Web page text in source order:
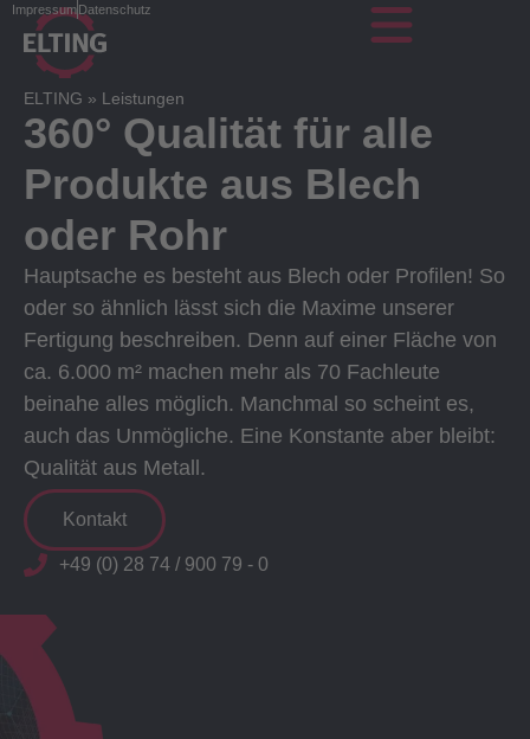
ImpressumDatenschutz
ELTING » Leistungen
360° Qualität für alle
Produkte aus Blech
oder Rohr
Hauptsache es besteht aus Blech oder Profilen! So
oder so ähnlich lässt sich die Maxime unserer
Fertigung beschreiben. Denn auf einer Fläche von
ca. 6.000 m² machen mehr als 70 Fachleute
beinahe alles möglich. Manchmal so scheint es,
auch das Unmögliche. Eine Konstante aber bleibt:
Qualität aus Metall.
Kontakt
+49 (0) 28 74 / 900 79 - 0